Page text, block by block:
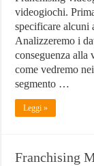
videogiochi.
specificare alcuni
Analizzeremo i
conseguenza alla
come vedremo
segmento …
Leggi »
Franchising